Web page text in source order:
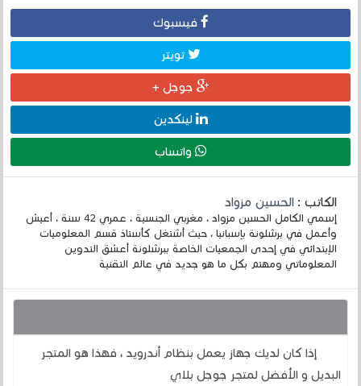
فيسبوك
تويتر
جوجل +
لينكدين
واتساب
الكاتب :الحسين مزواد
إسمي الكامل الحسين مزواد ، مغربي الجنسية ، عمري 42 سنة ، أعيش
وأعمل في برشلونة بإسبانيا ، حيث أشتغل كأستاذ قسم المعلوميات
الإبتدائي في إحدى الجمعيات الخاصة ببرشلونة أعشق التدوين
المعلوماتي ومهتم بكل ما هو جديد في عالم التقنية
إذا كان لديك جهاز يعمل بنظام أندرويد ، فهذا هو المتجر
البديل و الأفضل لمتجر جوجل بلاي